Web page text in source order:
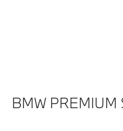
BMW PREMIUM